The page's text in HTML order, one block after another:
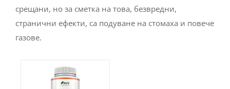
срещани, но за сметка на това, безвредни,
странични ефекти, са подуване на стомаха и повече
газове.